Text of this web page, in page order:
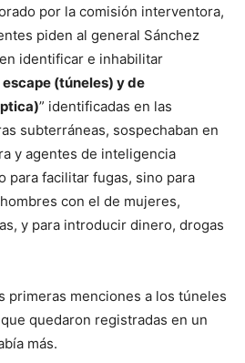
por la comisión interventora,
piden al general Sánchez
identificar e inhabilitar
(túneles) y de
” identificadas en las
subterráneas, sospechaban en
y agentes de inteligencia
para facilitar fugas, sino para
con el de mujeres,
y para introducir dinero, drogas
primeras menciones a los túneles
quedaron registradas en un
más.